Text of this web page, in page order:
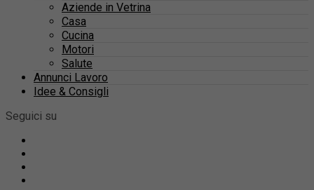
Aziende in Vetrina
Casa
Cucina
Motori
Salute
Annunci Lavoro
Idee & Consigli
Seguici su